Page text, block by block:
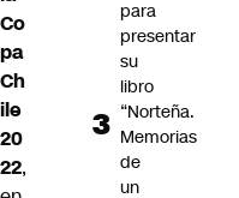
Co
pa
Ch
ile
20
22,
para
presentar
su
libro
“Norteña.
Memorias
de
un